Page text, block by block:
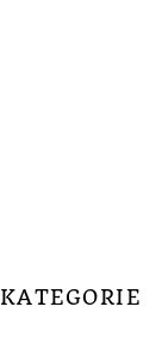
KATEGORIE